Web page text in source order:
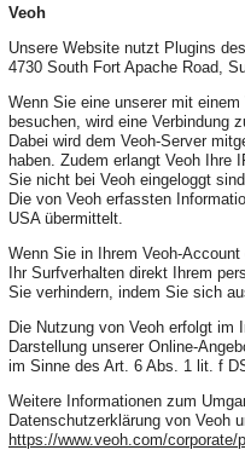
Veoh
Unsere Website nutzt Plugins
4730 South Fort Apache Road,
Wenn Sie eine unserer mit
besuchen, wird eine Verbindung
Dabei wird dem Veoh-Server
haben. Zudem erlangt Veoh Ihre
Sie nicht bei Veoh eingeloggt
Die von Veoh erfassten
USA übermittelt.
Wenn Sie in Ihrem Veoh-
Ihr Surfverhalten direkt Ihrem
Sie verhindern, indem Sie sich
Die Nutzung von Veoh erfolgt im
Darstellung unserer Online-
im Sinne des Art. 6 Abs. 1 lit. f
Weitere Informationen zum
Datenschutzerklärung von Veoh
https://www.veoh.com/corporate/